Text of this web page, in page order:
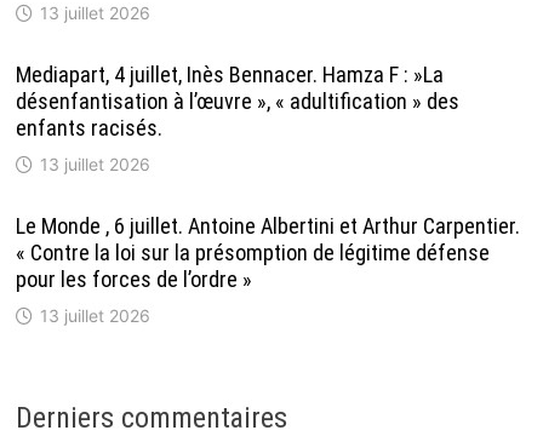
13 juillet 2026
Mediapart, 4 juillet, Inès Bennacer. Hamza F : »La
désenfantisation à l’œuvre », « adultification » des
enfants racisés.
13 juillet 2026
Le Monde , 6 juillet. Antoine Albertini et Arthur Carpentier.
« Contre la loi sur la présomption de légitime défense
pour les forces de l’ordre »
13 juillet 2026
Derniers commentaires